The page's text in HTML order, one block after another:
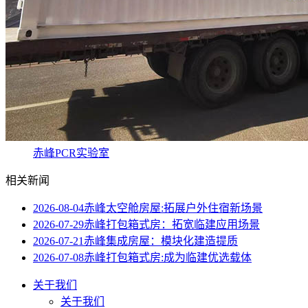
赤峰PCR实验室
相关新闻
2026-08-04赤峰太空舱房屋:拓展户外住宿新场景
2026-07-29赤峰打包箱式房：拓宽临建应用场景
2026-07-21赤峰集成房屋：模块化建造提质
2026-07-08赤峰打包箱式房:成为临建优选载体
关于我们
关于我们